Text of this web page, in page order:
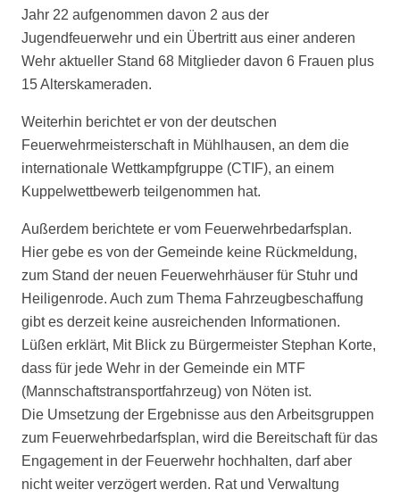
Jahr 22 aufgenommen davon 2 aus der
Jugendfeuerwehr und ein Übertritt aus einer anderen
Wehr aktueller Stand 68 Mitglieder davon 6 Frauen plus
15 Alterskameraden.
Weiterhin berichtet er von der deutschen
Feuerwehrmeisterschaft in Mühlhausen, an dem die
internationale Wettkampfgruppe (CTIF), an einem
Kuppelwettbewerb teilgenommen hat.
Außerdem berichtete er vom Feuerwehrbedarfsplan.
Hier gebe es von der Gemeinde keine Rückmeldung,
zum Stand der neuen Feuerwehrhäuser für Stuhr und
Heiligenrode. Auch zum Thema Fahrzeugbeschaffung
gibt es derzeit keine ausreichenden Informationen.
Lüßen erklärt, Mit Blick zu Bürgermeister Stephan Korte,
dass für jede Wehr in der Gemeinde ein MTF
(Mannschaftstransportfahrzeug) von Nöten ist.
Die Umsetzung der Ergebnisse aus den Arbeitsgruppen
zum Feuerwehrbedarfsplan, wird die Bereitschaft für das
Engagement in der Feuerwehr hochhalten, darf aber
nicht weiter verzögert werden. Rat und Verwaltung